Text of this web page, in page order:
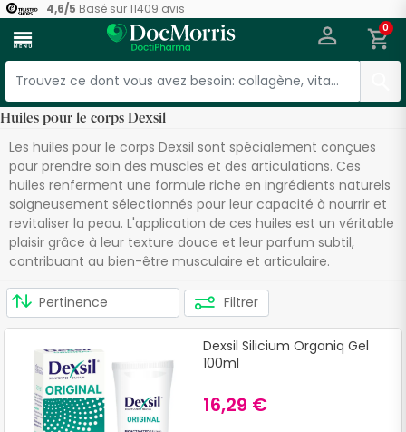
4,6/5 Basé sur11409 avis
menu 0
Huiles pour le corps Dexsil
Les huiles pour le corps Dexsil sont spécialement conçues
pour prendre soin des muscles et des articulations. Ces
huiles renferment une formule riche en ingrédients naturels
soigneusement sélectionnés pour leur capacité à nourrir et
revitaliser la peau. L'application de ces huiles est un véritable
plaisir grâce à leur texture douce et leur parfum subtil,
contribuant au bien-être musculaire et articulaire.
Filtrer
Dexsil Silicium Organiq Gel
100ml
16,29 €